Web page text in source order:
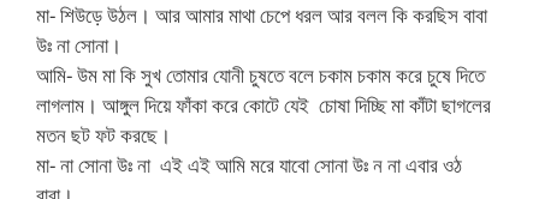
মা- শিউড়ে উঠল। আর আমার মাথা চেপে ধরল আর বলল কি করছিস বাবা
উঃ না সোনা।
আমি- উম মা কি সুখ তোমার যোনী চুষতে বলে চকাম চকাম করে চুষে দিতে
লাগলাম। আঙ্গুল দিয়ে ফাঁকা করে কোটে যেই চোষা দিচ্ছি মা কাঁটা ছাগলের
মতন ছট ফট করছে।
মা- না সোনা উঃ না এই এই আমি মরে যাবো সোনা উঃ ন না এবার ওঠ